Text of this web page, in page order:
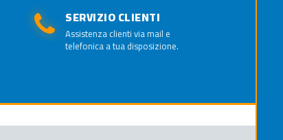
SERVIZIO CLIENTI
Assistenza clienti via mail e
telefonica a tua disposizione.